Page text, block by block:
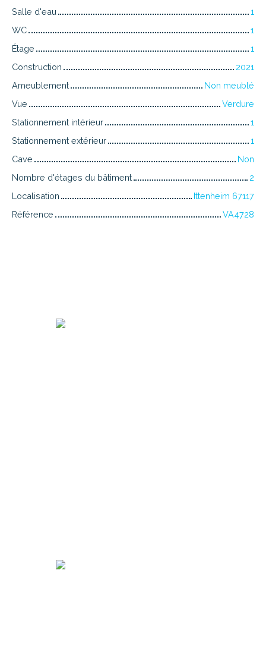
Salle d'eau
1
WC
1
Étage
1
Construction
2021
Ameublement
Non meublé
Vue
Verdure
Stationnement intérieur
1
Stationnement extérieur
1
Cave
Non
Nombre d'étages du bâtiment
2
Localisation
Ittenheim 67117
Référence
VA4728